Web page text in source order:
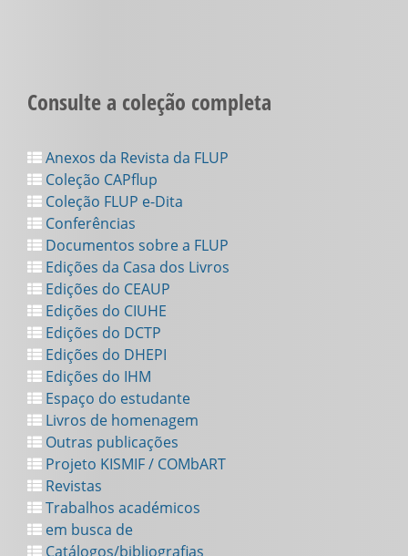
Consulte a coleção completa
Anexos da Revista da FLUP
Coleção CAPflup
Coleção FLUP e-Dita
Conferências
Documentos sobre a FLUP
Edições da Casa dos Livros
Edições do CEAUP
Edições do CIUHE
Edições do DCTP
Edições do DHEPI
Edições do IHM
Espaço do estudante
Livros de homenagem
Outras publicações
Projeto KISMIF / COMbART
Revistas
Trabalhos académicos
em busca de
Catálogos/bibliografias